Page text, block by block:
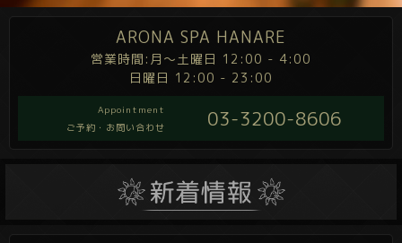
ARONA SPA HANARE
営業時間:月～土曜日 12:00 - 4:00
日曜日 12:00 - 23:00
Appointment
ご予約・お問い合わせ
03-3200-8606